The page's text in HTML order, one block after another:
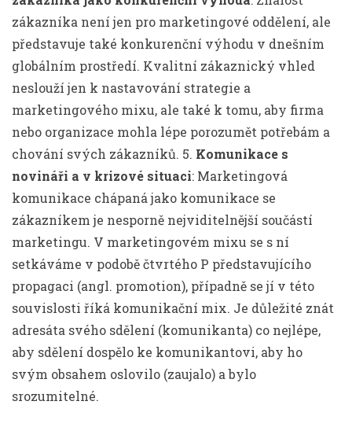
zákazníka není jen pro marketingové oddělení, ale
představuje také konkurenční výhodu v dnešním
globálním prostředí. Kvalitní zákaznický vhled
neslouží jen k nastavování strategie a
marketingového mixu, ale také k tomu, aby firma
nebo organizace mohla lépe porozumět potřebám a
chování svých zákazníků. 5. Komunikace s
novináři a v krizové situaci: Marketingová
komunikace chápaná jako komunikace se
zákazníkem je nesporně nejviditelnější součástí
marketingu. V marketingovém mixu se s ní
setkáváme v podobě čtvrtého P představujícího
propagaci (angl. promotion), případně se jí v této
souvislosti říká komunikační mix. Je důležité znát
adresáta svého sdělení (komunikanta) co nejlépe,
aby sdělení dospělo ke komunikantovi, aby ho
svým obsahem oslovilo (zaujalo) a bylo
srozumitelné.